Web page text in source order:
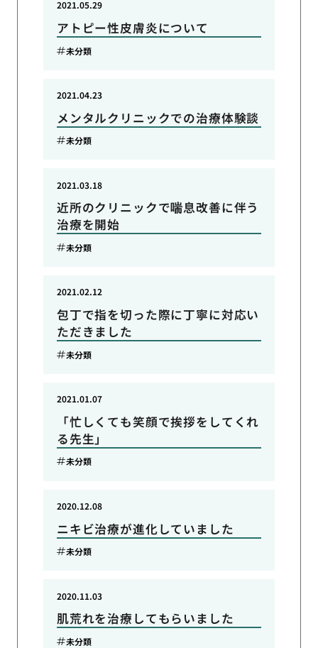
アトピー性皮膚炎について
2021.05.29
未分類
メンタルクリニックでの治療体験談
2021.04.23
未分類
近所のクリニックで喘息改善に伴う
治療を開始
2021.03.18
未分類
包丁で指を切った際に丁寧に対応い
ただきました
2021.02.12
未分類
「忙しくても笑顔で挨拶をしてくれ
る先生」
2021.01.07
未分類
ニキビ治療が進化していました
2020.12.08
未分類
肌荒れを治療してもらいました
2020.11.03
未分類